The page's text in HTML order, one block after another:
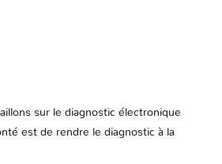
sur le diagnostic électronique
est de rendre le diagnostic à la